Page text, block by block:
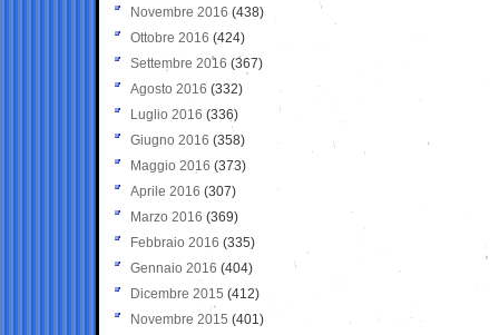
Novembre 2016 (438)
Ottobre 2016 (424)
Settembre 2016 (367)
Agosto 2016 (332)
Luglio 2016 (336)
Giugno 2016 (358)
Maggio 2016 (373)
Aprile 2016 (307)
Marzo 2016 (369)
Febbraio 2016 (335)
Gennaio 2016 (404)
Dicembre 2015 (412)
Novembre 2015 (401)